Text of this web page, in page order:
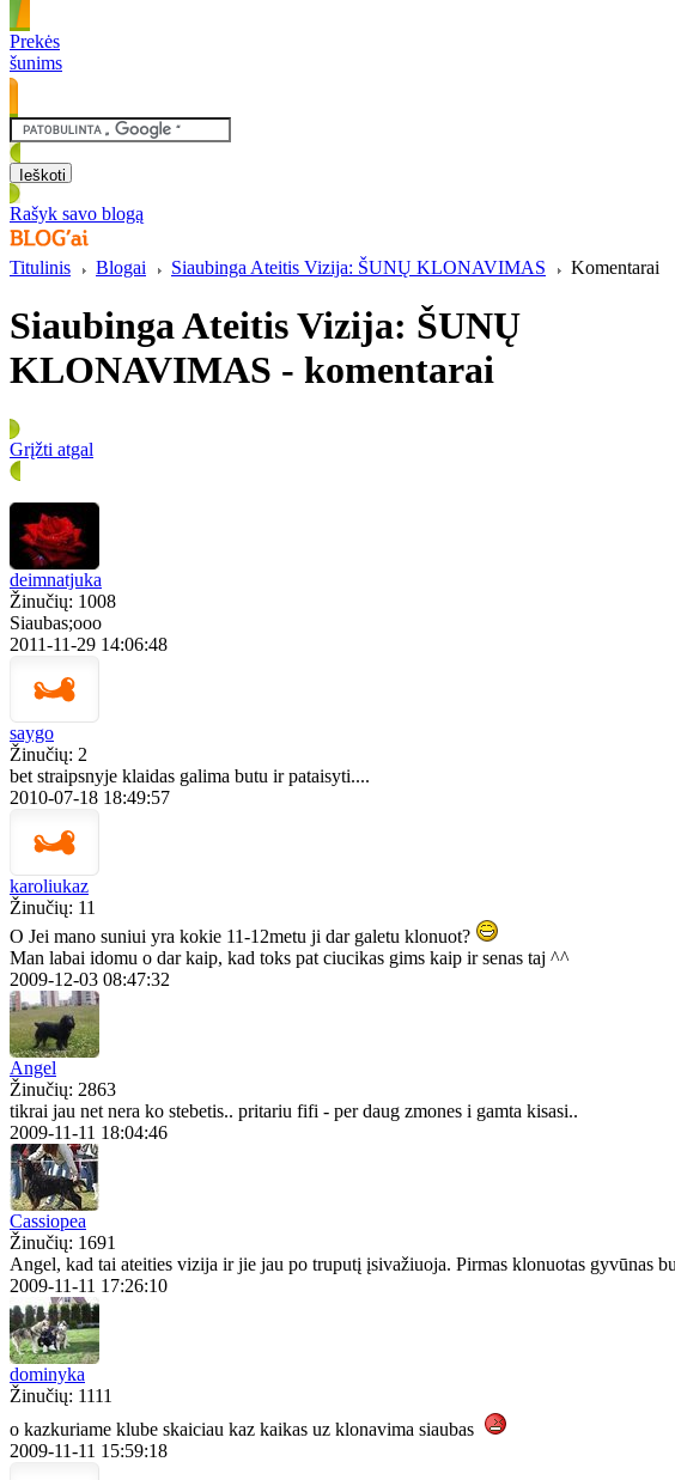
Prekės
šunims
Rašyk savo blogą
Titulinis Blogai Siaubinga Ateitis Vizija: ŠUNŲ KLONAVIMAS Komentarai
Siaubinga Ateitis Vizija: ŠUNŲ
KLONAVIMAS - komentarai
Grįžti atgal
deimnatjuka
Žinučių: 1008
Siaubas;ooo
2011-11-29 14:06:48
saygo
Žinučių: 2
bet straipsnyje klaidas galima butu ir pataisyti....
2010-07-18 18:49:57
karoliukaz
Žinučių: 11
O Jei mano suniui yra kokie 11-12metu ji dar galetu klonuot?
Man labai idomu o dar kaip, kad toks pat ciucikas gims kaip ir senas taj ^^
2009-12-03 08:47:32
Angel
Žinučių: 2863
tikrai jau net nera ko stebetis.. pritariu fifi - per daug zmones i gamta kisasi..
2009-11-11 18:04:46
Cassiopea
Žinučių: 1691
Angel, kad tai ateities vizija ir jie jau po truputį įsivažiuoja. Pirmas klonuotas gyvūnas
2009-11-11 17:26:10
dominyka
Žinučių: 1111
o kazkuriame klube skaiciau kaz kaikas uz klonavima siaubas
2009-11-11 15:59:18